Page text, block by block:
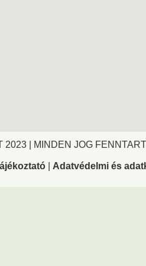
2023 | MINDEN JOG
Adatvédelmi és